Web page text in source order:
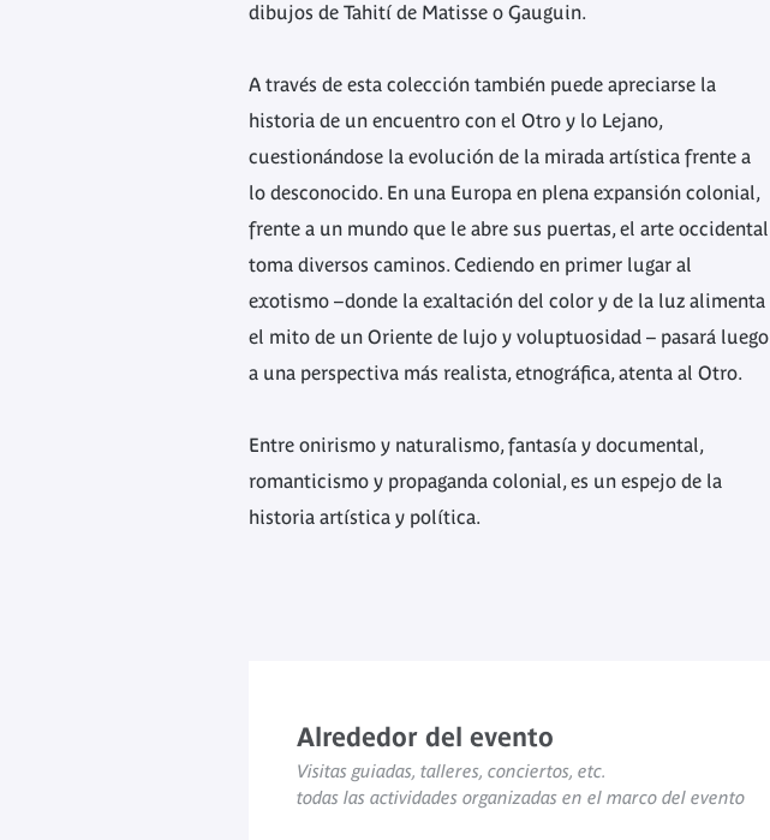
dibujos de Tahití de Matisse o Gauguin.
A través de esta colección también puede apreciarse la
historia de un encuentro con el Otro y lo Lejano,
cuestionándose la evolución de la mirada artística frente a
lo desconocido. En una Europa en plena expansión colonial,
frente a un mundo que le abre sus puertas, el arte occidental
toma diversos caminos. Cediendo en primer lugar al
exotismo –donde la exaltación del color y de la luz alimenta
el mito de un Oriente de lujo y voluptuosidad – pasará luego
a una perspectiva más realista, etnográfica, atenta al Otro.
Entre onirismo y naturalismo, fantasía y documental,
romanticismo y propaganda colonial, es un espejo de la
historia artística y política.
Alrededor del evento
Visitas guiadas, talleres, conciertos, etc.
todas las actividades organizadas en el marco del evento